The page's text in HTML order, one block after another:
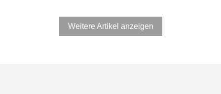
Weitere Artikel anzeigen